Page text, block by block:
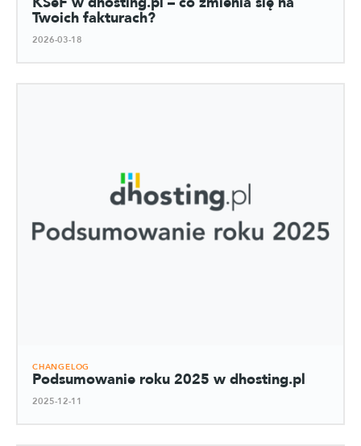
Twoich fakturach?
2026-03-18
CHANGELOG
Podsumowanie roku 2025 w dhosting.pl
2025-12-11